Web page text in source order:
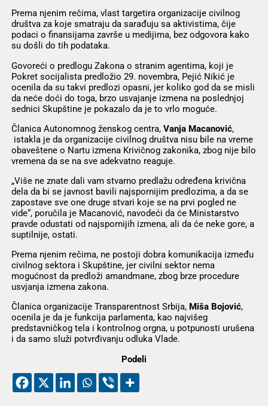
Prema njenim rečima, vlast targetira organizacije civilnog
društva za koje smatraju da sarađuju sa aktivistima, čije
podaci o finansijama završe u medijima, bez odgovora kako
su došli do tih podataka.
Govoreći o predlogu Zakona o stranim agentima, koji je
Pokret socijalista predložio 29. novembra, Pejić Nikić je
ocenila da su takvi predlozi opasni, jer koliko god da se misli
da neće doći do toga, brzo usvajanje izmena na poslednjoj
sednici Skupštine je pokazalo da je to vrlo moguće.
Članica Autonomnog ženskog centra, Vanja Macanović,
istakla je da organizacije civilnog društva nisu bile na vreme
obaveštene o Nartu izmena Krivičnog zakonika, zbog nije bilo
vremena da se na sve adekvatno reaguje.
„Više ne znate dali vam stvarno predlažu određena krivična
dela da bi se javnost bavili najspornijim predlozima, a da se
zapostave sve one druge stvari koje se na prvi pogled ne
vide“, poručila je Macanović, navodeći da će Ministarstvo
pravde odustati od najspornijih izmena, ali da će neke gore, a
suptilnije, ostati.
Prema njenim rečima, ne postoji dobra komunikacija između
civilnog sektora i Skupštine, jer civilni sektor nema
mogućnost da predloži amandmane, zbog brze procedure
usvjanja izmena zakona.
Članica organizacije Transparentnost Srbija, Miša Bojović,
ocenila je da je funkcija parlamenta, kao najvišeg
predstavničkog tela i kontrolnog orgna, u potpunosti urušena
i da samo služi potvrđivanju odluka Vlade.
Podeli